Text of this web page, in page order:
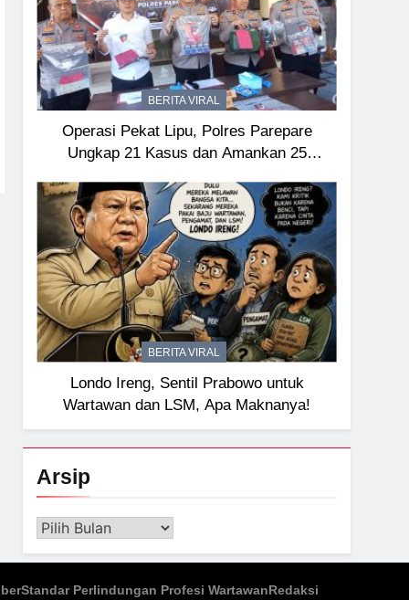
BERITA VIRAL
Operasi Pekat Lipu, Polres Parepare
Ungkap 21 Kasus dan Amankan 25
BERITA VIRAL
Londo Ireng, Sentil Prabowo untuk
Wartawan dan LSM, Apa Maknanya!
Arsip
Arsip
Standar Perlindungan Profesi WartawanRedaksi